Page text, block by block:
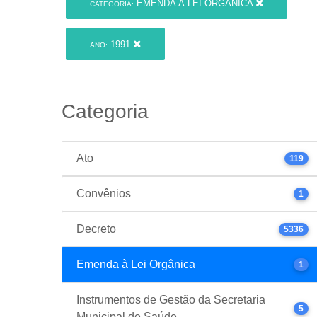
CATEGORIA: EMENDA À LEI ORGÂNICA
ANO: 1991
Categoria
Ato 119
Convênios 1
Decreto 5336
Emenda à Lei Orgânica 1
Instrumentos de Gestão da Secretaria
5